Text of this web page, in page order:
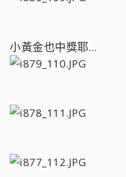
小黃金也中獎耶...